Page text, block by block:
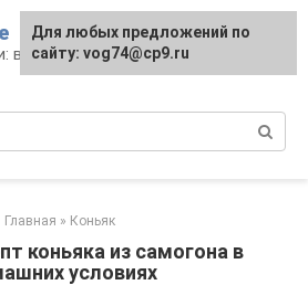
виды, рецепты,
Главная » Коньяк
коньяка из самогона в
условиях
Для любых предложений по
сайту: vog74@cp9.ru